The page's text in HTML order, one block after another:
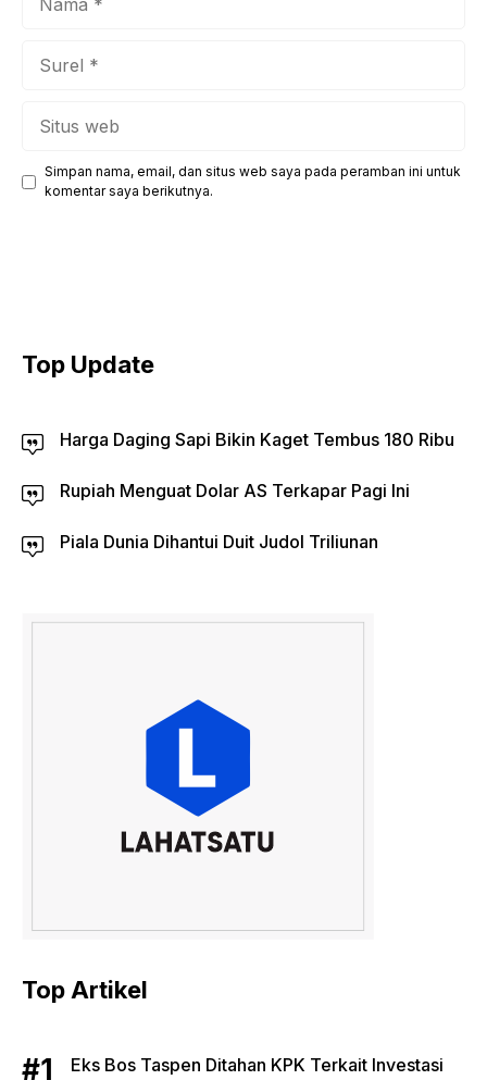
Simpan nama, email, dan situs web saya pada peramban ini untuk
komentar saya berikutnya.
Top Update
Harga Daging Sapi Bikin Kaget Tembus 180 Ribu
Rupiah Menguat Dolar AS Terkapar Pagi Ini
Piala Dunia Dihantui Duit Judol Triliunan
Top Artikel
Eks Bos Taspen Ditahan KPK Terkait Investasi